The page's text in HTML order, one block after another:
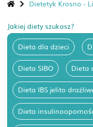
Dietetyk Krosno -
Jakiej diety szukasz?
Dieta dla dzieci
Dieta SIBO Dieta
Dieta IBS jelito
Dieta